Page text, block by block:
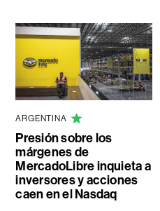
ARGENTINA
Presión sobre los
márgenes de
MercadoLibre inquieta a
inversores y acciones
caen en el Nasdaq